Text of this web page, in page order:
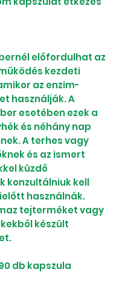
előfordulhat az
kezdeti
az enzim-
használják. A
esetében ezek a
és néhány nap
A terhes vagy
és az ismert
küzdő
konzultálniuk kell
használnák.
tejterméket vagy
készült
db kapszula